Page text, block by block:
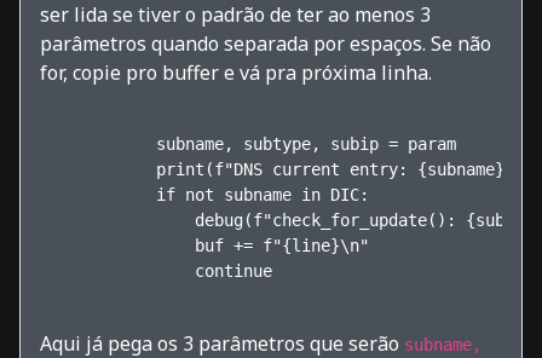
ser lida se tiver o padrão de ter ao menos 3
parâmetros quando separada por espaços. Se não
for, copie pro buffer e vá pra próxima linha.
            subname, subtype, subip = param
print(f"DNS current entry: {subname},
            if not subname in DIC:
debug(f"check_for_update():
                buf += f"{line}\n"
                continue
Aqui já pega os 3 parâmetros que serão subname,